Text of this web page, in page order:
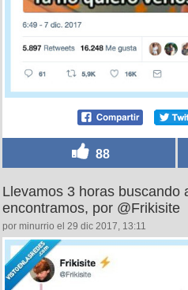
88
Llevamos 3 horas buscando
encontramos, por @Frikisite
por minurrio el 29 dic 2017, 13:11